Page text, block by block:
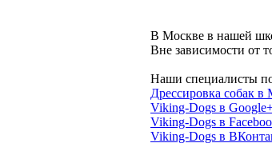
В Москве в нашей
Вне зависимости от
Наши специалисты
Дрессировка собак
Viking-Dogs в
Viking-Dogs в
Viking-Dogs в